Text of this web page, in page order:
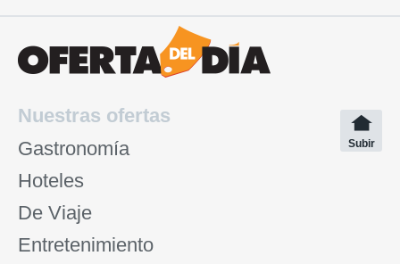
Nuestras ofertas
Gastronomía
Hoteles
De Viaje
Entretenimiento
Subir